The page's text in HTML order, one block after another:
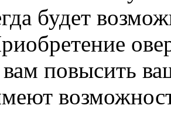
будет
повысить